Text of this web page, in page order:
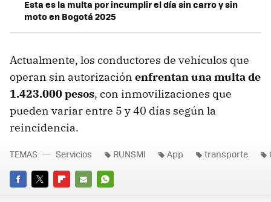
Esta es la multa por incumplir el día sin carro y sin
moto en Bogotá 2025
Actualmente, los conductores de vehículos que
operan sin autorización enfrentan una multa de
1.423.000 pesos, con inmovilizaciones que
pueden variar entre 5 y 40 días según la
reincidencia.
FACEBOOK
TWITTERFLIPBOARD
E-
WHATSAPP
TEMAS Servicios RUNSMI App transporte